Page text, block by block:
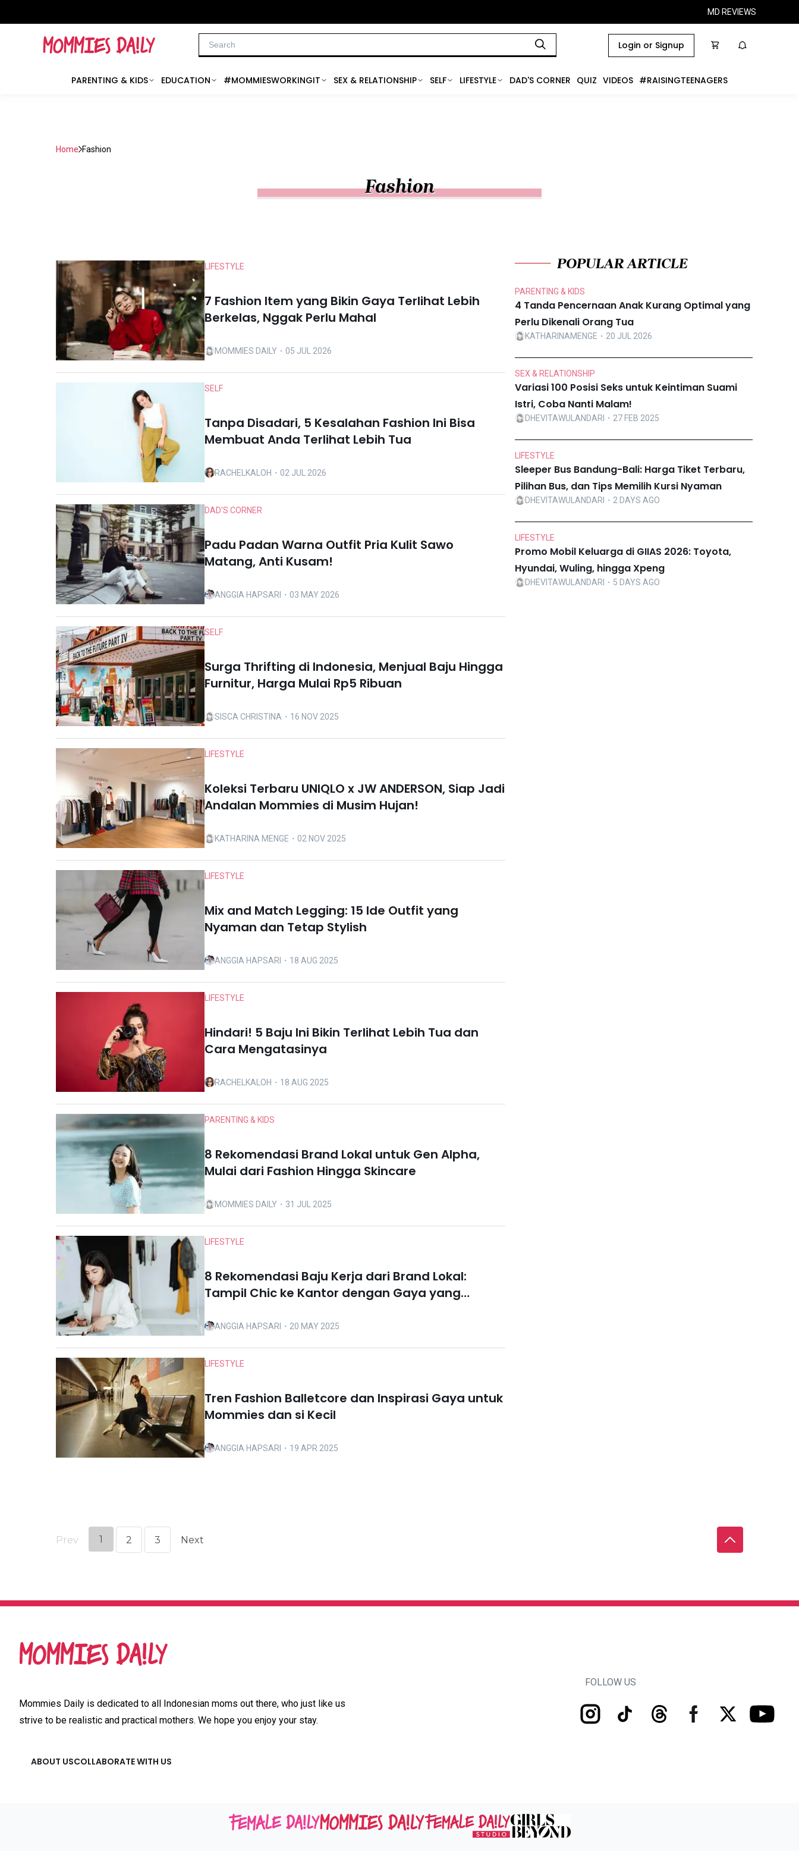
MD REVIEWS
Login or Signup
PARENTING & KIDS EDUCATION #MOMMIESWORKINGIT SEX & RELATIONSHIP SELF LIFESTYLE DAD'S CORNER QUIZ VIDEOS #RAISINGTEENAGERS
Home Fashion
Fashion
LIFESTYLE
7 Fashion Item yang Bikin Gaya Terlihat Lebih
Berkelas, Nggak Perlu Mahal
MOMMIES DAILY ・05 JUL 2026
SELF
Tanpa Disadari, 5 Kesalahan Fashion Ini Bisa
Membuat Anda Terlihat Lebih Tua
RACHELKALOH ・02 JUL 2026
DAD'S CORNER
Padu Padan Warna Outfit Pria Kulit Sawo
Matang, Anti Kusam!
ANGGIA HAPSARI ・03 MAY 2026
SELF
Surga Thrifting di Indonesia, Menjual Baju Hingga
Furnitur, Harga Mulai Rp5 Ribuan
SISCA CHRISTINA ・16 NOV 2025
LIFESTYLE
Koleksi Terbaru UNIQLO x JW ANDERSON, Siap Jadi
Andalan Mommies di Musim Hujan!
KATHARINA MENGE ・02 NOV 2025
LIFESTYLE
Mix and Match Legging: 15 Ide Outfit yang
Nyaman dan Tetap Stylish
ANGGIA HAPSARI ・18 AUG 2025
LIFESTYLE
Hindari! 5 Baju Ini Bikin Terlihat Lebih Tua dan
Cara Mengatasinya
RACHELKALOH ・18 AUG 2025
PARENTING & KIDS
8 Rekomendasi Brand Lokal untuk Gen Alpha,
Mulai dari Fashion Hingga Skincare
MOMMIES DAILY ・31 JUL 2025
LIFESTYLE
8 Rekomendasi Baju Kerja dari Brand Lokal:
Tampil Chic ke Kantor dengan Gaya yang
ANGGIA HAPSARI ・20 MAY 2025
LIFESTYLE
Tren Fashion Balletcore dan Inspirasi Gaya untuk
Mommies dan si Kecil
ANGGIA HAPSARI ・19 APR 2025
POPULAR ARTICLE
PARENTING & KIDS
4 Tanda Pencernaan Anak Kurang Optimal yang
Perlu Dikenali Orang Tua
KATHARINAMENGE ・20 JUL 2026
SEX & RELATIONSHIP
Variasi 100 Posisi Seks untuk Keintiman Suami
Istri, Coba Nanti Malam!
DHEVITAWULANDARI ・27 FEB 2025
LIFESTYLE
Sleeper Bus Bandung-Bali: Harga Tiket Terbaru,
Pilihan Bus, dan Tips Memilih Kursi Nyaman
DHEVITAWULANDARI ・2 DAYS AGO
LIFESTYLE
Promo Mobil Keluarga di GIIAS 2026: Toyota,
Hyundai, Wuling, hingga Xpeng
DHEVITAWULANDARI ・5 DAYS AGO
Prev 1 2 3 Next
Mommies Daily is dedicated to all Indonesian moms out there, who just like us
strive to be realistic and practical mothers. We hope you enjoy your stay.
ABOUT USCOLLABORATE WITH US
FOLLOW US